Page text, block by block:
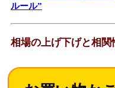
ルール”
相場の上げ下げと相